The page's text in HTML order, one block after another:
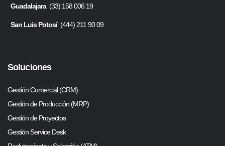
Guadalajara(33) 158 006 19
San Luis Potosí(444) 211 90 09
Soluciones
Gestión Comercial (CRM)
Gestión de Producción (MRP)
Gestión de Proyectos
Gestión Service Desk